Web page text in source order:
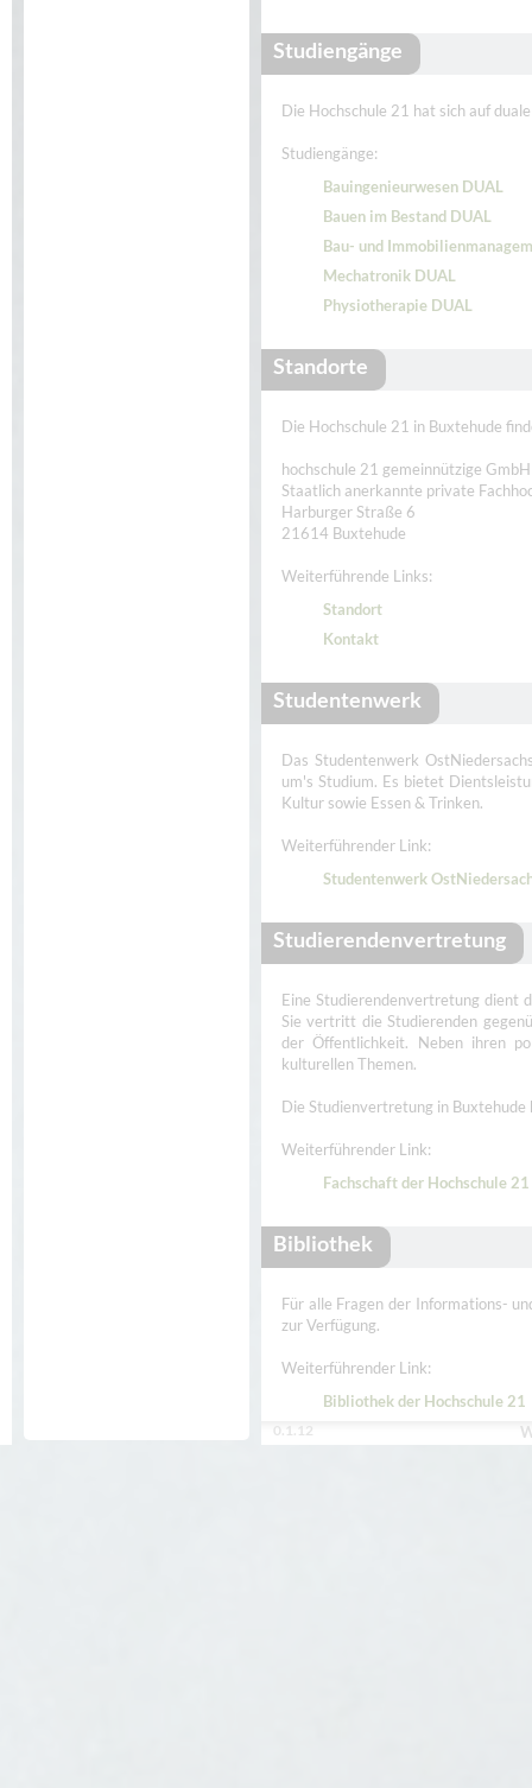
Studiengänge
Die Hochschule 21 hat sich auf
Studiengänge:
Bauingenieurwesen DUAL
Bauen im Bestand DUAL
Bau- und
Mechatronik DUAL
Physiotherapie DUAL
Standorte
Die Hochschule 21 in Buxtehude
hochschule 21 gemeinnützige GmbH
Staatlich anerkannte private
Harburger Straße 6
21614 Buxtehude
Weiterführende Links:
Standort
Kontakt
Studentenwerk
Das Studentenwerk
um's Studium. Es bietet
Kultur sowie Essen & Trinken.
Weiterführender Link:
Studentenwerk
Studierendenvertretung
Eine Studierendenvertretung dient
Sie vertritt die Studierenden
der Öffentlichkeit. Neben ihren
kulturellen Themen.
Die Studienvertretung in Buxtehude
Weiterführender Link:
Fachschaft der Hochschule 21
Bibliothek
Für alle Fragen der Informations-
zur Verfügung.
Weiterführender Link:
Bibliothek der Hochschule 21
0.1.12